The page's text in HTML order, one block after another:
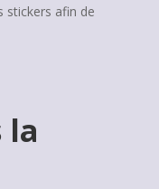
stickers afin de
la